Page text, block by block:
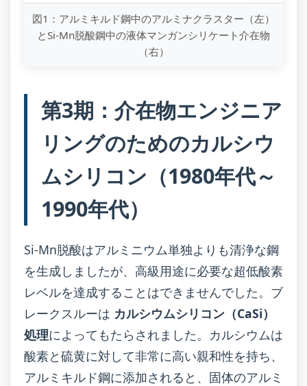
図1：アルミキルド鋼中のアルミナクラスター（左）
とSi-Mn脱酸鋼中の液体マンガンシリケート介在物
（右）
第3期：介在物エンジニア
リングのためのカルシウ
ムシリコン（1980年代～
1990年代）
Si-Mn脱酸はアルミニウム単独よりも清浄な鋼
を生成しましたが、高級用途に必要な超低酸素
レベルを達成することはできませんでした。ブ
レークスルーは カルシウムシリコン（CaSi）
処理によってもたらされました。カルシウムは
酸素と硫黄に対して非常に高い親和性を持ち、
アルミキルド鋼に添加されると、固体のアルミ